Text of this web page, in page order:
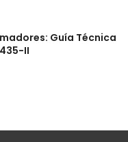
Guía Técnica
II